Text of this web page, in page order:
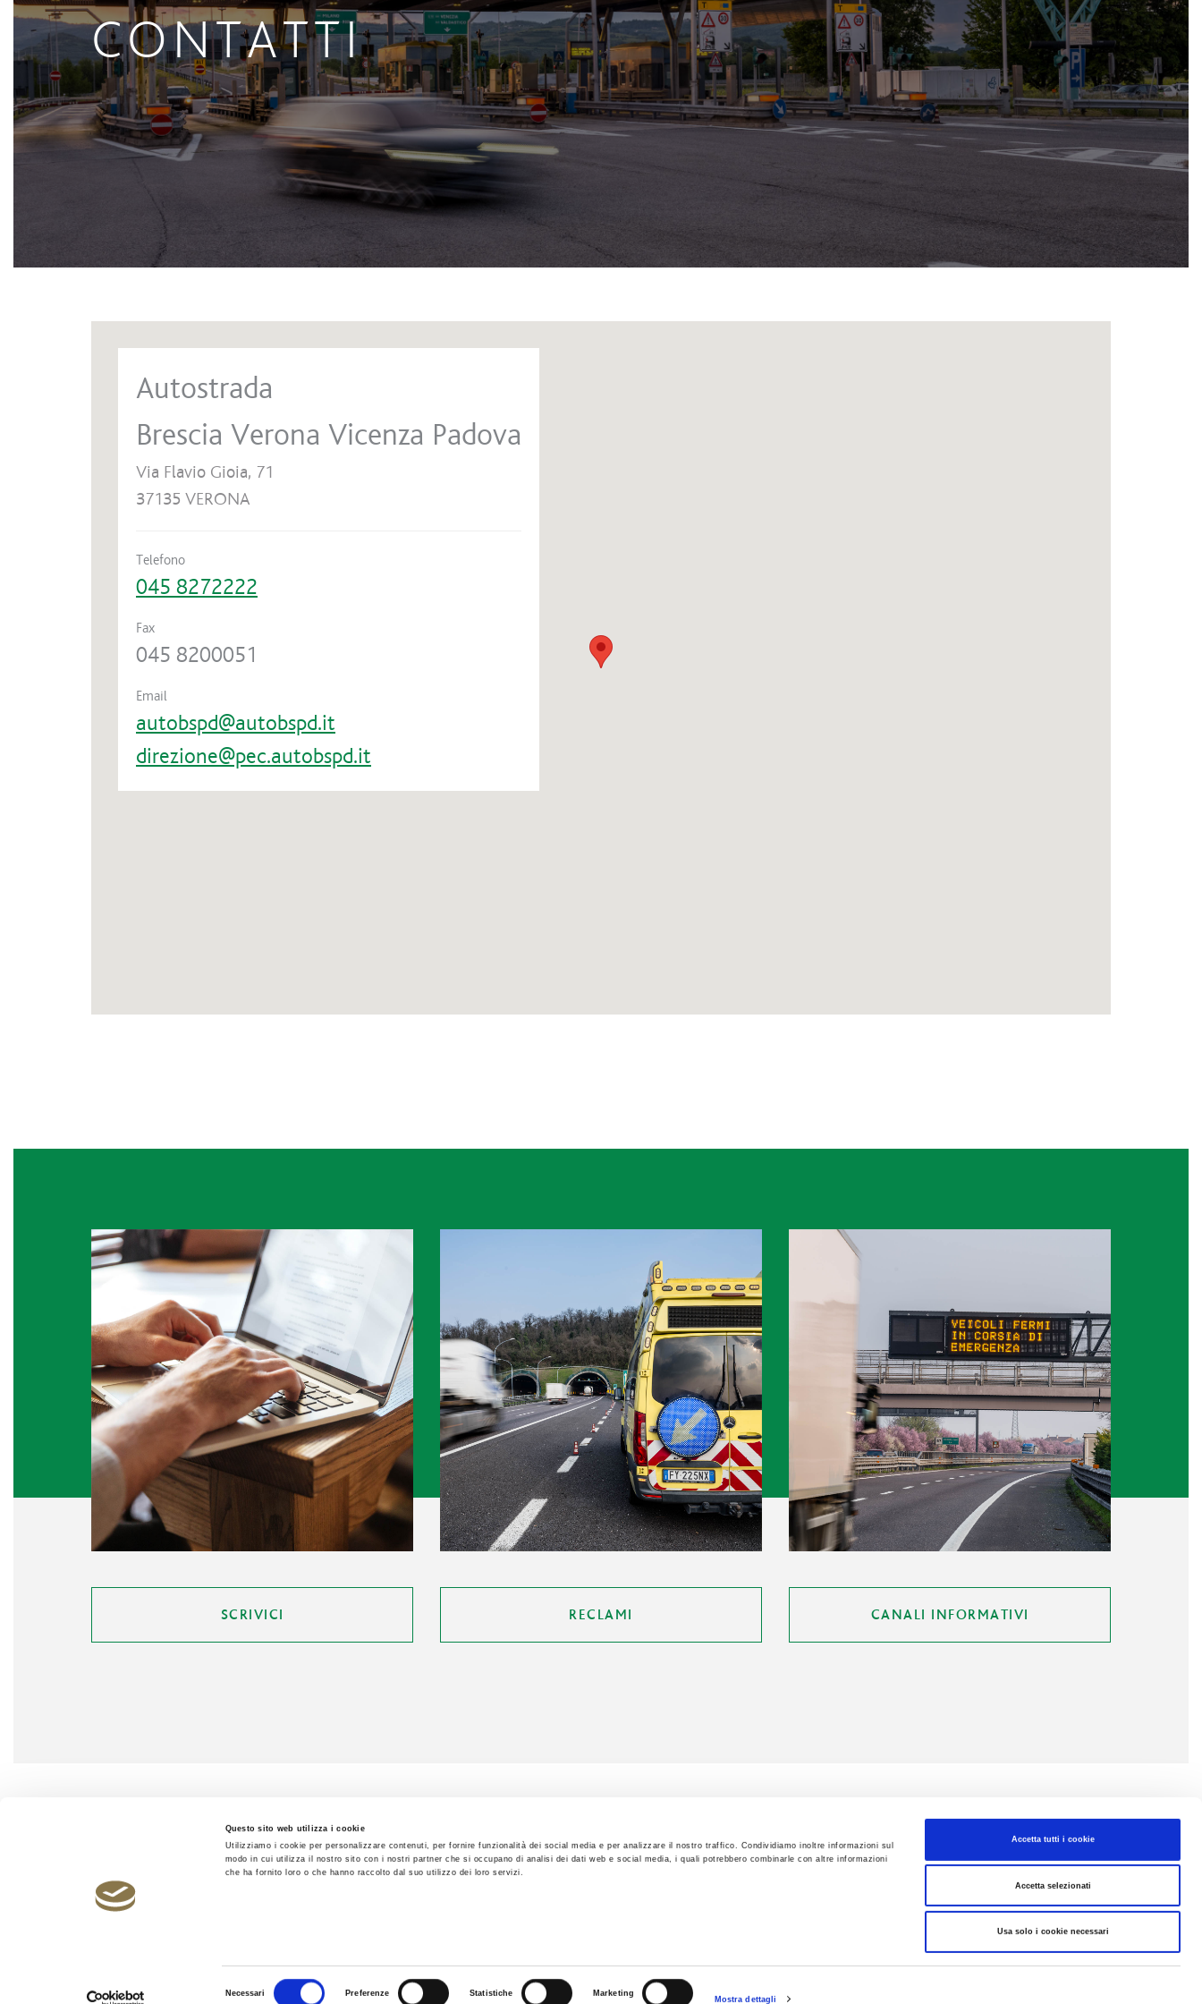
Questo sito web utilizza i cookie
Utilizziamo i cookie per personalizzare contenuti, per fornire funzionalità dei social media e per analizzare il nostro traffico. Condividiamo inoltre informazioni sul
modo in cui utilizza il nostro sito con i nostri partner che si occupano di analisi dei dati web e social media, i quali potrebbero combinarle con altre informazioni
che ha fornito loro o che hanno raccolto dal suo utilizzo dei loro servizi.
Necessari Preferenze Statistiche Marketing
Mostra dettagli
Accetta tutti i cookie
Accetta selezionati
Usa solo i cookie necessari
CONTATTI
Autostrada
Brescia Verona Vicenza Padova
Via Flavio Gioia, 71
37135 VERONA
Telefono
045 8272222
Fax
045 8200051
Email
autobspd@autobspd.it
direzione@pec.autobspd.it
SCRIVICI RECLAMI CANALI INFORMATIVI
C.C.I.A.A. di VR n. REA 350682 - Capitale Sociale € 125.000.000 int. vers.